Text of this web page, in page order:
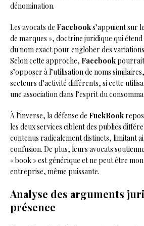
dénomination.
Les avocats de Facebooks’appuient sur
de marques », doctrine juridique qui
du nom exact pour englober des
Selon cette approche, Facebook
s’opposer à l’utilisation de noms
secteurs d’activité différents, si cette
une association dans l’esprit du
À l’inverse, la défense de FuckBook
les deux services ciblent des publics
contenus radicalement distincts, limitant
confusion. De plus, leurs avocats
« book » est générique et ne peut être
entreprise, même puissante.
Analyse des arguments
présence